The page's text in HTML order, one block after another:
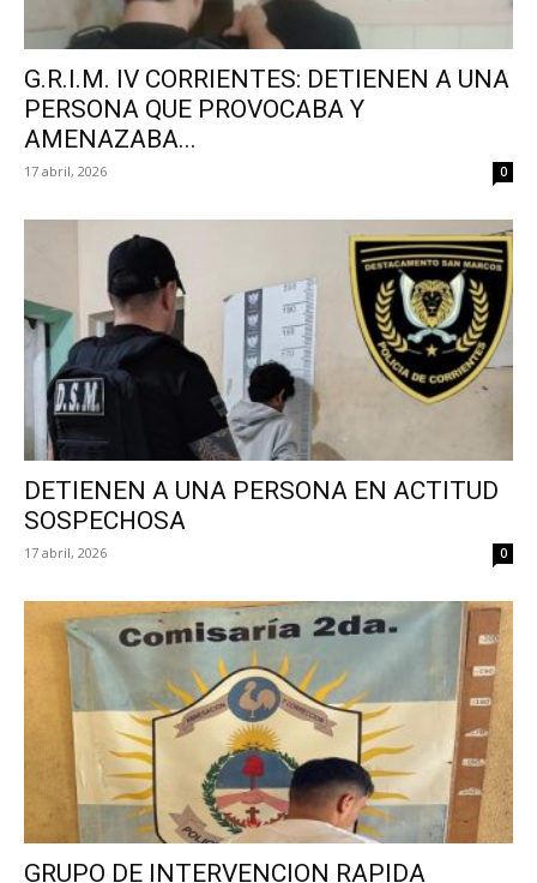
G.R.I.M. IV CORRIENTES: DETIENEN A UNA
PERSONA QUE PROVOCABA Y
AMENAZABA...
17 abril, 2026 0
DETIENEN A UNA PERSONA EN ACTITUD
SOSPECHOSA
17 abril, 2026 0
GRUPO DE INTERVENCION RAPIDA